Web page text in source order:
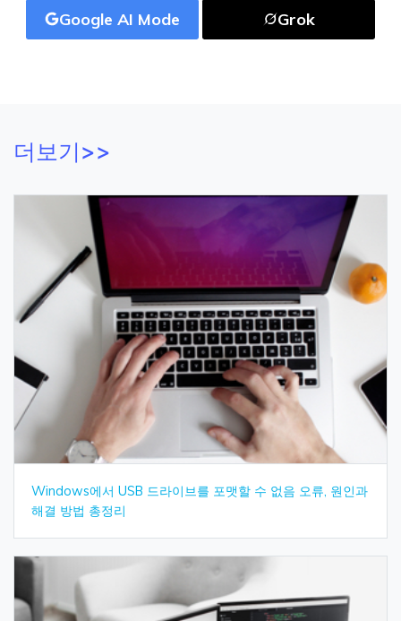
Google AI Mode Grok
더보기>>
Windows에서 USB 드라이브를 포맷할 수 없음 오류, 원인과
해결 방법 총정리